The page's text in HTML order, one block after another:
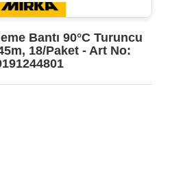
Bantı 90°C Turuncu
18/Paket - Art No: